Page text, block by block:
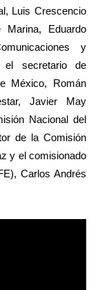
Luis Crescencio
Marina, Eduardo
y
el secretario de
México, Román
Javier May
Nacional del
de la Comisión
y el comisionado
Carlos Andrés